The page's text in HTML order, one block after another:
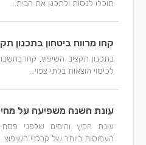
תוכלו לנסות ולתכנן את הבית...
קחו מרווח ביטחון בתכנון
לכיסוי הוצאות בלתי צפוי...
עונת השנה משפיעה על
עונת הקיץ והימים שלפני
העמוסות ביותר של קבלני השיפוצ...